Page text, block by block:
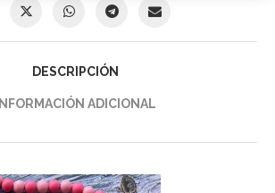
DESCRIPCIÓN
INFORMACIÓN ADICIONAL